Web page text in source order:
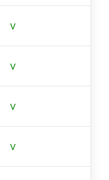
V
V
V
V